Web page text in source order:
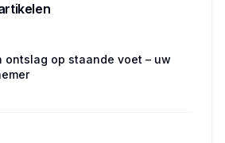
ontslag op staande voet – uw